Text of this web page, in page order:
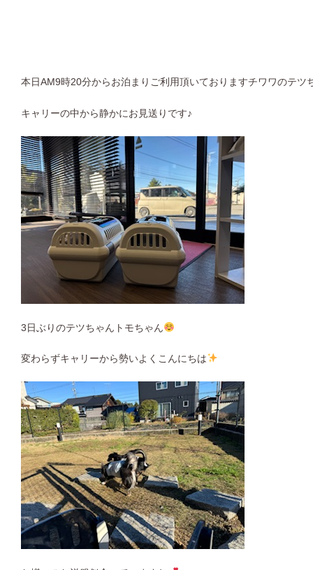
本日AM9時20分からお泊まりご利用頂いておりますチワワのテツ
キャリーの中から静かにお見送りです♪
3日ぶりのテツちゃんトモちゃん
変わらずキャリーから勢いよくこんにちは